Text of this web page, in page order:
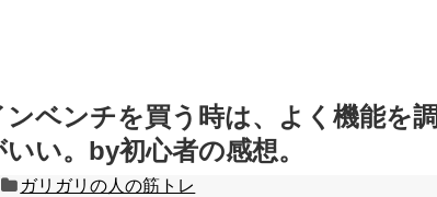
ベンチを買う時は、よく機能を調
い。by初心者の感想。
ガリガリの人の筋トレ